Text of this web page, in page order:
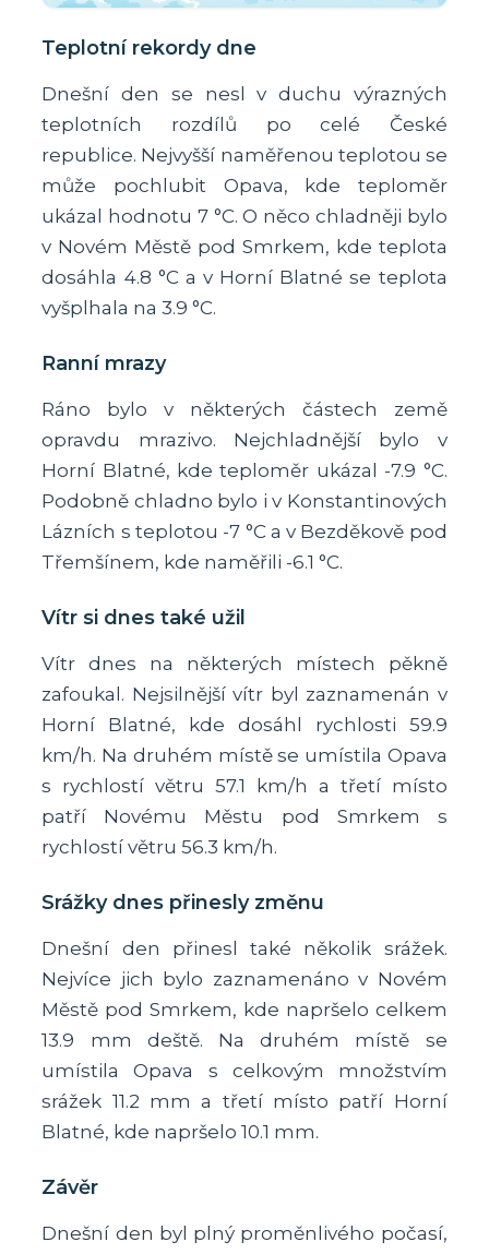
Teplotní rekordy dne
Dnešní den se nesl v duchu výrazných
teplotních rozdílů po celé České
republice. Nejvyšší naměřenou teplotou se
může pochlubit Opava, kde teploměr
ukázal hodnotu 7 °C. O něco chladněji bylo
v Novém Městě pod Smrkem, kde teplota
dosáhla 4.8 °C a v Horní Blatné se teplota
vyšplhala na 3.9 °C.
Ranní mrazy
Ráno bylo v některých částech země
opravdu mrazivo. Nejchladnější bylo v
Horní Blatné, kde teploměr ukázal -7.9 °C.
Podobně chladno bylo i v Konstantinových
Lázních s teplotou -7 °C a v Bezděkově pod
Třemšínem, kde naměřili -6.1 °C.
Vítr si dnes také užil
Vítr dnes na některých místech pěkně
zafoukal. Nejsilnější vítr byl zaznamenán v
Horní Blatné, kde dosáhl rychlosti 59.9
km/h. Na druhém místě se umístila Opava
s rychlostí větru 57.1 km/h a třetí místo
patří Novému Městu pod Smrkem s
rychlostí větru 56.3 km/h.
Srážky dnes přinesly změnu
Dnešní den přinesl také několik srážek.
Nejvíce jich bylo zaznamenáno v Novém
Městě pod Smrkem, kde napršelo celkem
13.9 mm deště. Na druhém místě se
umístila Opava s celkovým množstvím
srážek 11.2 mm a třetí místo patří Horní
Blatné, kde napršelo 10.1 mm.
Závěr
Dnešní den byl plný proměnlivého počasí,